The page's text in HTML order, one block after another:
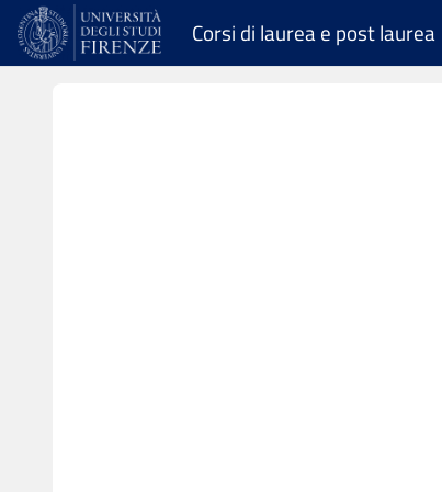
Vai al contenuto principale
Corsi di laurea e post laurea